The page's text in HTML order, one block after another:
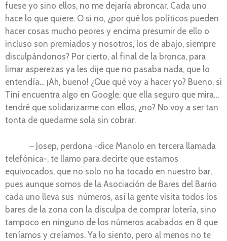
fuese yo sino ellos, no me dejaría abroncar. Cada uno
hace lo que quiere. O si no, ¿por qué los políticos pueden
hacer cosas mucho peores y encima presumir de ello o
incluso son premiados y nosotros, los de abajo, siempre
disculpándonos? Por cierto, al final de la bronca, para
limar asperezas ya les dije que no pasaba nada, que lo
entendía… ¡Ah, bueno! ¿Que qué voy a hacer yo? Bueno, si
Tini encuentra algo en Google, que ella seguro que mira…
tendré que solidarizarme con ellos, ¿no? No voy a ser tan
tonta de quedarme sola sin cobrar.
– Josep, perdona -dice Manolo en tercera llamada
telefónica-, te llamo para decirte que estamos
equivocados, que no solo no ha tocado en nuestro bar,
pues aunque somos de la Asociación de Bares del Barrio
cada uno lleva sus números, así la gente visita todos los
bares de la zona con la disculpa de comprar lotería, sino
tampoco en ninguno de los números acabados en 8 que
teníamos y creíamos. Ya lo siento, pero al menos no te